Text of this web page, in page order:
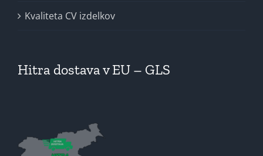
Kvaliteta CV izdelkov
Hitra dostava v EU – GLS